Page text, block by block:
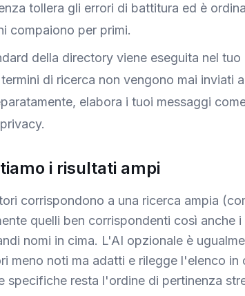
tollera gli errori di battitura ed è
compaiono per primi.
della directory viene eseguita nel
di ricerca non vengono mai inviati
elabora i tuoi messaggi
i risultati ampi
corrispondono a una ricerca ampia
quelli ben corrispondenti così anche
nomi in cima. L'AI opzionale è
meno noti ma adatti e rilegge l'elenco in
specifiche resta l'ordine di pertinenza